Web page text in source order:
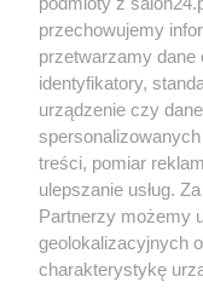
Rozmaitości
Technologie
Sport
Społeczeństwo
przechowujemy
przetwarzamy dane
identyfikatory,
urządzenie czy
treści, pomiar
ulepszanie usług.
Partnerzy możemy
geolokalizacyjnych
charakterystykę